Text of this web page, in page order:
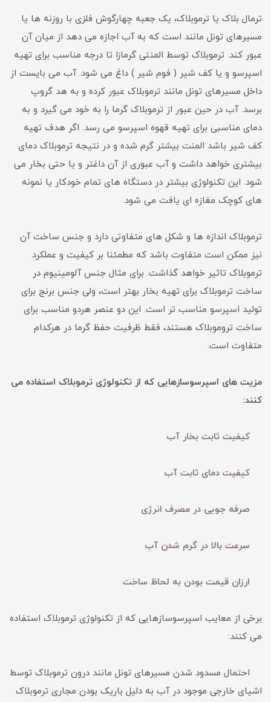
ترمال بلاک یا ترموبلاک، یک جعبه‌ چهارگوش فلزی با روزنه ها یا
مسیرهای تونل مانند است که به آب اجازه می دهد از میان آن
عبور کند. ترموبلاک توسط المنتی گرمازا تا درجه مناسب برای تهیه‌
اسپرسو و یا کف شیر ( فوم شیر ) داغ می شود. آب می بایست از
داخل مسیرهای تونل مانند ترموبلاک عبور کرده و به هد گروپ
برسد. آب در حین عبور از ترموبلاک گرما را به خود می گیرد و به
دمای مناسبی برای تهیه قهوه اسپرسو می رسد. اگر هدف تهیه‌
کف شیر باشد المنت بیشتر گرم شده و در نتیجه ترموبلاک دمای
بیشتری خواهد داشت و آب عبوری از آن داغتر و یا حتی بخار می
شود. این تکنولوژی بیشتر در دستگاه های تمام خودکار یا نمونه
های کوچک مغازه ای یافت می شود.
ترموبلاک اندازه ها و شکل های متفاوتی دارد و جنس ساخت آن
نیز ممکن است متفاوت باشد که مطمئنا بر کیفیت و عملکرد
ترموبلاک تاثیر خواهد گذاشت. برای مثال جنس آلومینیوم در
ساخت ترموبلاک برای تهیه‌ بخار بهتر است، ولی جنس برنج برای
تولید اسپرسو مناسب تر است. این دو عنصر هردو مناسب برای
ساخت تروموبلاک هستند، فقط ظرفیت حفظ گرما در هرکدام
متفاوت است.
مزیت های اسپرسوسازهایی که از تکنولوژی ترموبلاک استفاده می
کنند:
کیفیت ثابت بخار آب
کیفیت دمای ثابت آب
صرفه جویی در مصرف انرژی
سرعت بالا در گرم شدن آب
ارزان قیمت بودن به لحاظ ساخت
برخی از معایب اسپرسوسازهایی که از تکنولوژی ترموبلاک استفاده
می کنند:
احتمال مسدود شدن مسیرهای تونل مانند درون ترموبلاک توسط
اشیای خارجی موجود در آب به دلیل باریک بودن مجاری ترموبلاک